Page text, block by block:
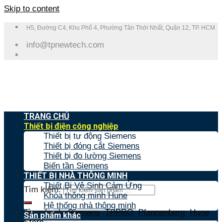
Skip to content
H5, Đường C4, Khu Phố 4, Phường Tân Thới Nhất, Quận 12, TP. HCM
info@tpnewtech.com
Tìm kiếm:
Tìm nhanh:Siemens,TPPRO,Pfannenberg,Hune,
TRANG CHỦ
Thiết bị điện công nghiệp
Thiết bị tự động Siemens
Thiết bị đóng cắt Siemens
Thiết bị đo lường Siemens
Biến tần Siemens
THIẾT BỊ NHÀ THÔNG MINH
Thiết Bị Vệ Sinh Cảm Ứng
Khóa thông minh Hune
Hệ thống nhà thông minh
Sản phẩm khác